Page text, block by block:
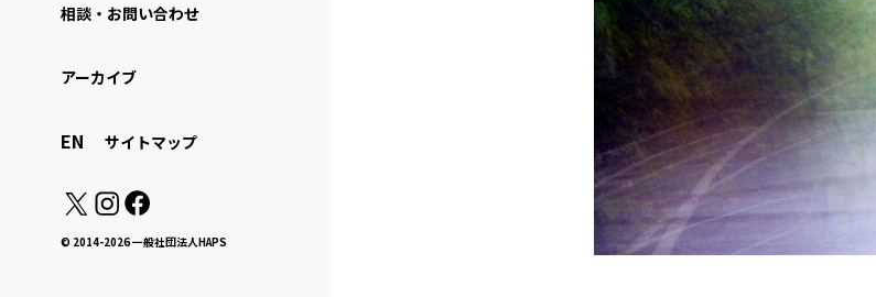
相談・お問い合わせ
アーカイブ
EN サイトマップ
© 2014-2026 一般社団法人HAPS